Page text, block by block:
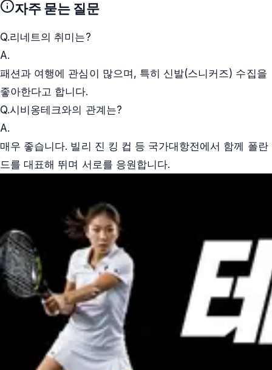
자주 묻는 질문
Q.리네트의 취미는?
A.
패션과 여행에 관심이 많으며, 특히 신발(스니커즈) 수집을
좋아한다고 합니다.
Q.시비옹테크와의 관계는?
A.
매우 좋습니다. 빌리 진 킹 컵 등 국가대항전에서 함께 폴란
드를 대표해 뛰며 서로를 응원합니다.